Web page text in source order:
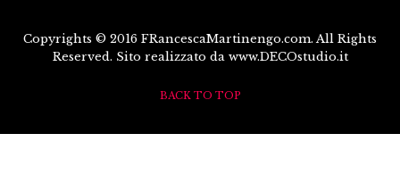
Copyrights © 2016 FRancescaMartinengo.com. All Rights
Reserved. Sito realizzato da www.DECOstudio.it
BACK TO TOP